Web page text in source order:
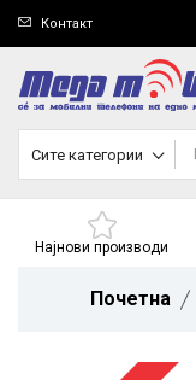
Контакт
Сите категории
Најнови производи
Почетна